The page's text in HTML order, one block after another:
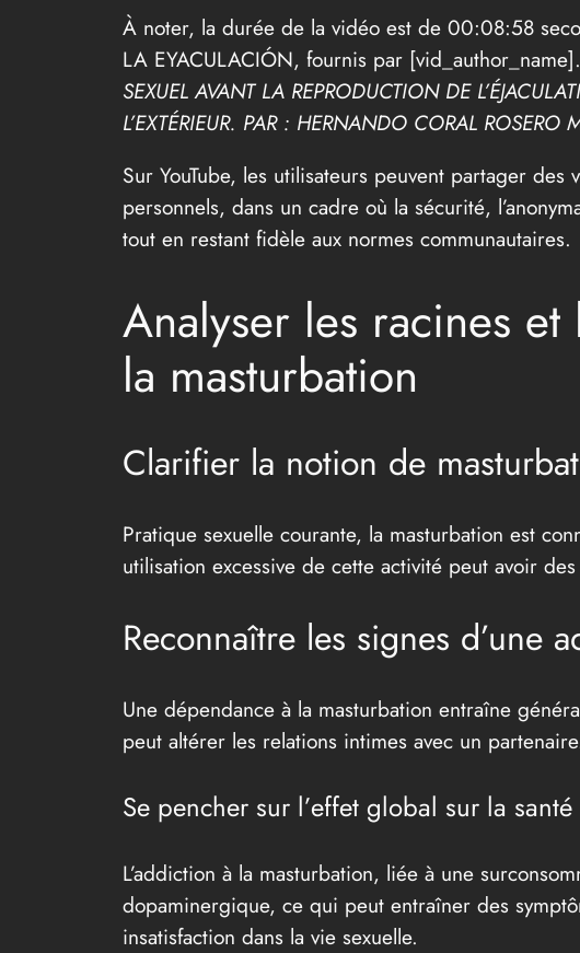
À noter, la durée de la vidéo est de 00:08:58
LA EYACULACIÓN, fournis par
SEXUEL AVANT LA REPRODUCTION DE
L’EXTÉRIEUR. PAR : HERNANDO CORAL ROSERO
Sur YouTube, les utilisateurs peuvent partager
personnels, dans un cadre où la sécurité,
tout en restant fidèle aux normes communautaires.
Analyser les racines
la masturbation
Clarifier la notion de
Pratique sexuelle courante, la masturbation est
utilisation excessive de cette activité peut avoir
Reconnaître les signes d’une
Une dépendance à la masturbation entraîne
peut altérer les relations intimes avec un
Se pencher sur l’effet global sur la
L’addiction à la masturbation, liée à une
dopaminergique, ce qui peut entraîner des
insatisfaction dans la vie sexuelle.